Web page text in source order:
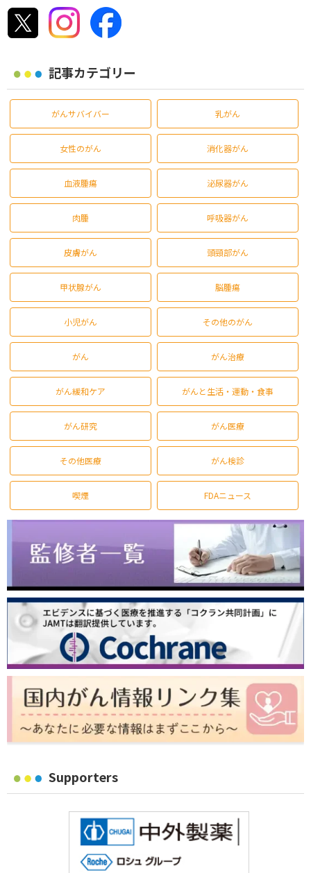
記事カテゴリー
がんサバイバー 乳がん
女性のがん 消化器がん
血液腫瘍 泌尿器がん
肉腫 呼吸器がん
皮膚がん 頭頸部がん
甲状腺がん 脳腫瘍
小児がん その他のがん
がん がん治療
がん緩和ケア がんと生活・運動・食事
がん研究 がん医療
その他医療 がん検診
喫煙 FDAニュース
Supporters